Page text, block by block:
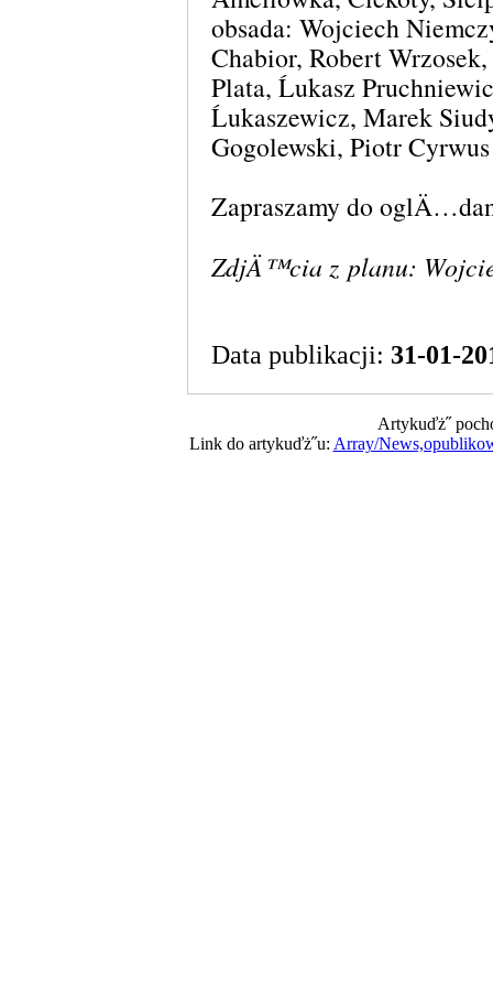
obsada: Wojciech
Chabior, Robert
Plata, Ĺukasz
Ĺukaszewicz, Marek
Gogolewski, Piotr Cyrwus
Zapraszamy do
ZdjÄ™cia z planu:
Data publikacji: 31-01-
Artykuďż˝
Link do artykuďż˝u: Array/